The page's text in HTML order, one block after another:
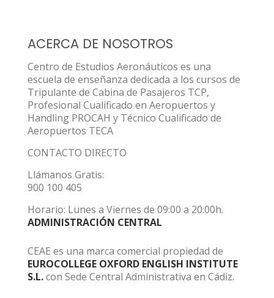
ACERCA DE NOSOTROS
Centro de Estudios Aeronáuticos es una
escuela de enseñanza dedicada a los cursos de
Tripulante de Cabina de Pasajeros TCP,
Profesional Cualificado en Aeropuertos y
Handling PROCAH y Técnico Cualificado de
Aeropuertos TECA
CONTACTO DIRECTO
Llámanos Gratis:
900 100 405
Horario: Lunes a Viernes de 09:00 a 20:00h.
ADMINISTRACIÓN CENTRAL
CEAE es una marca comercial propiedad de
EUROCOLLEGE OXFORD ENGLISH INSTITUTE
S.L.con Sede Central Administrativa en Cádiz.